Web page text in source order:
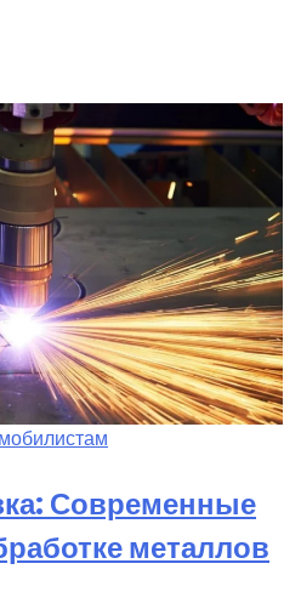
Современные
металлов